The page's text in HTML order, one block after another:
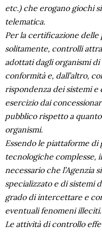
etc.) che erogano giochi
telematica.
Per la certificazione delle
solitamente, controlli
adottati dagli organismi
conformità e, dall’altro,
rispondenza dei sistemi
esercizio dai
pubblico rispetto a
organismi.
Essendo le piattaforme
tecnologiche complesse,
necessario che l’Agenzia
specializzato e di sistemi
grado di intercettare e
eventuali fenomeni illeciti.
Le attività di controllo